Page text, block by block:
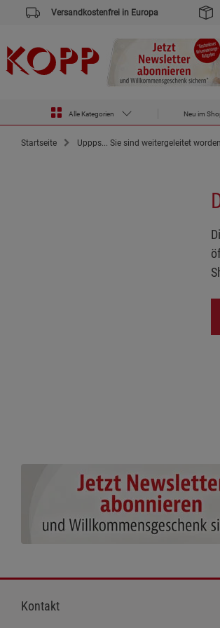
Versandkostenfrei in Europa
Alle Kategorien Neu im
Startseite Uppps... Sie sind weitergeleitet
Kontakt